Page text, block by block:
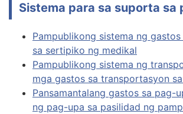
Sistema para sa suporta sa
Pampublikong sistema ng
sa sertipiko ng medikal
Pampublikong sistema ng
mga gastos sa transportasyon
Pansamantalang gastos sa pag-
ng pag-upa sa pasilidad ng